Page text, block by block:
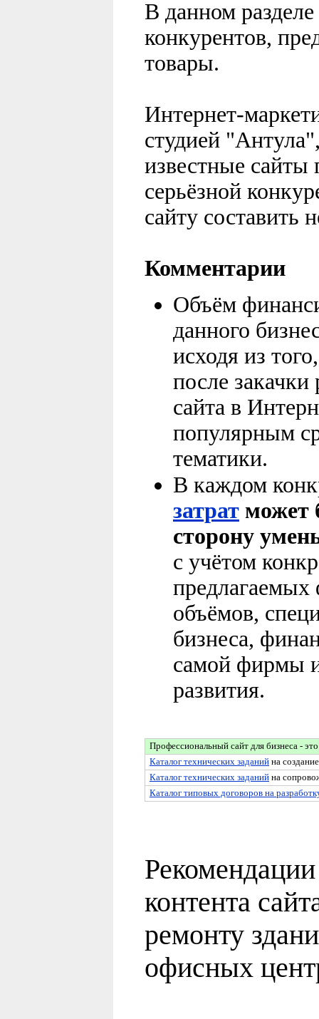
В данном
конкурентов,
товары.
Интернет-
студией
известные сайты
серьёзной
сайту составить
Комментарии
Объём
данного
исходя из
после закачки
сайта в
популярным
тематики.
В каждом
затрат может
сторону
с учётом
объёмов,
бизнеса,
самой фирмы
развития.
Профессиональный сайт для бизнеса -
Каталог технических заданий на
Каталог технических заданий на
Каталог типовых договоров на
контента
ремонту
офисных